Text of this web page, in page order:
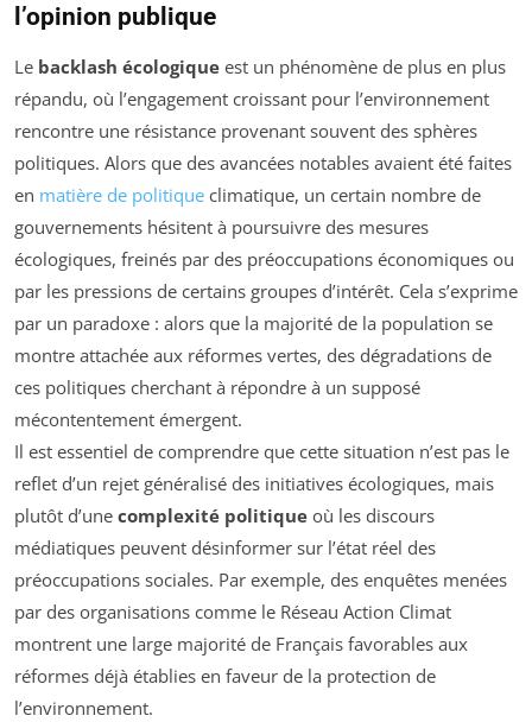
l’opinion publique
Le backlash écologique est un phénomène de plus en plus
répandu, où l’engagement croissant pour l’environnement
rencontre une résistance provenant souvent des sphères
politiques. Alors que des avancées notables avaient été faites
en matière de politique climatique, un certain nombre de
gouvernements hésitent à poursuivre des mesures
écologiques, freinés par des préoccupations économiques ou
par les pressions de certains groupes d’intérêt. Cela s’exprime
par un paradoxe : alors que la majorité de la population se
montre attachée aux réformes vertes, des dégradations de
ces politiques cherchant à répondre à un supposé
mécontentement émergent.
Il est essentiel de comprendre que cette situation n’est pas le
reflet d’un rejet généralisé des initiatives écologiques, mais
plutôt d’une complexité politique où les discours
médiatiques peuvent désinformer sur l’état réel des
préoccupations sociales. Par exemple, des enquêtes menées
par des organisations comme le Réseau Action Climat
montrent une large majorité de Français favorables aux
réformes déjà établies en faveur de la protection de
l’environnement.